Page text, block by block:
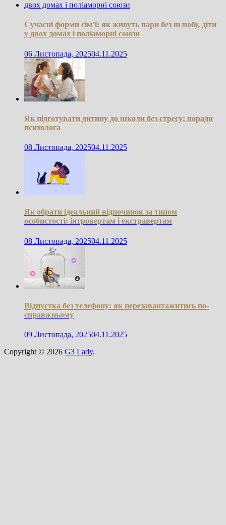
Сучасні форми сім’ї: як живуть пари без шлюбу, діти
у двох домах і поліаморні союзи
06 Листопада, 202504.11.2025
Як підготувати дитину до школи без стресу: поради
психолога
08 Листопада, 202504.11.2025
Як обрати ідеальний відпочинок за типом
особистості: інтровертам і екстравертам
08 Листопада, 202504.11.2025
Відпустка без телефону: як перезавантажитись по-
справжньому
09 Листопада, 202504.11.2025
Copyright © 2026 G3 Lady.